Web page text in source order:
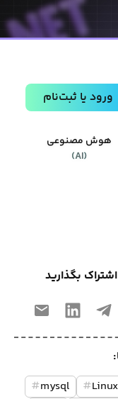
ورود يا ثبت‌نام
هوش مصنوعی
(
AI
)
بگذارید
#
mysql
#